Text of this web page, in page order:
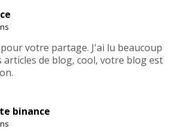
votre partage. J'ai lu beaucoup
articles de blog, cool, votre blog est
binance